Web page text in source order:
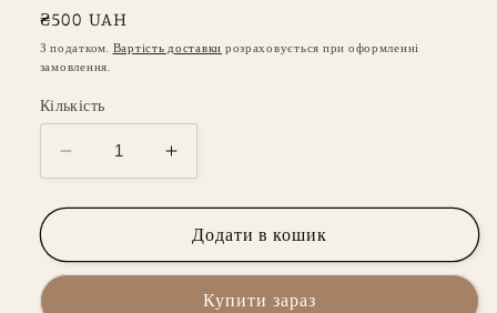
Звичайна
ціна
₴500 UAH
З податком. Вартість доставки розраховується при оформленні
замовлення.
Кількість
Зменшити
кількість
для
Квітуче
серце
Збільшити
кількість
для
Свічка
Квітуче
серце
Додати в кошик
Купити зараз